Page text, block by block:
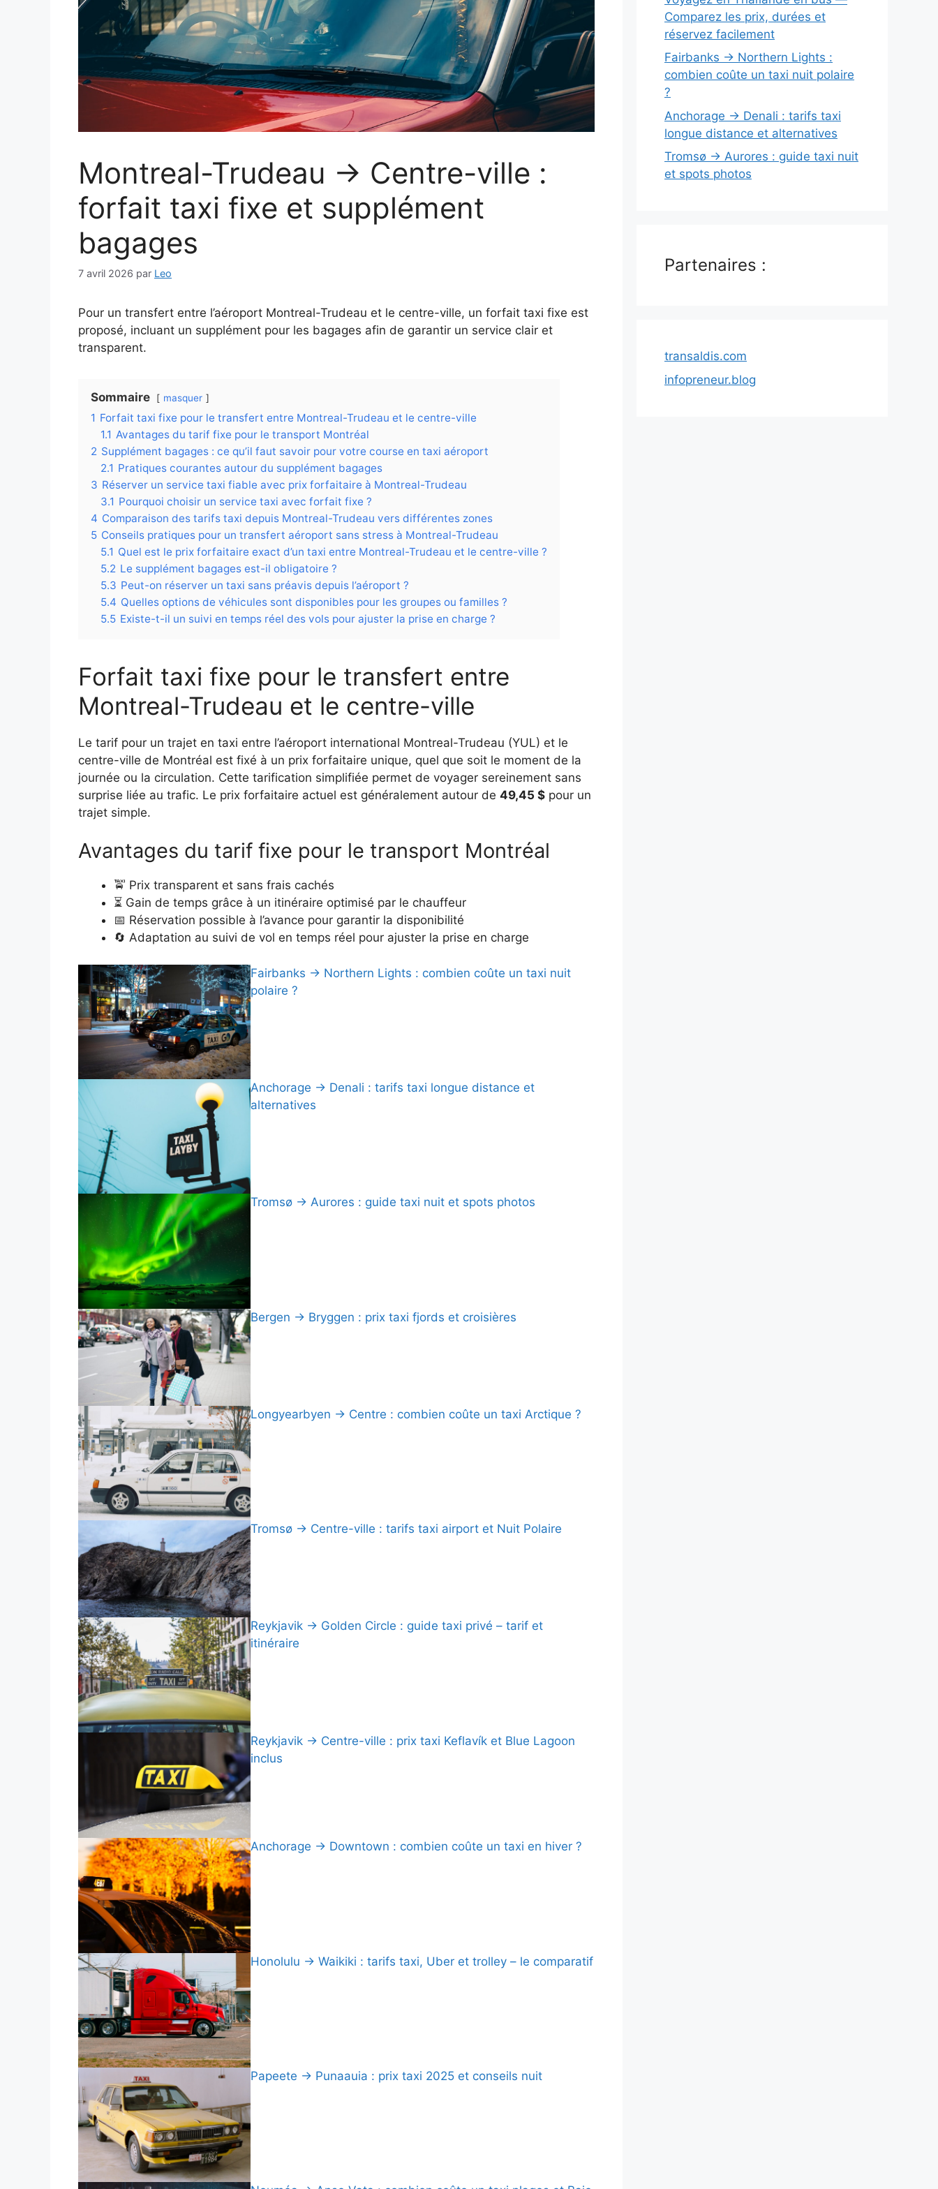
Montreal-Trudeau → Centre-ville :
forfait taxi fixe et supplément
bagages
7 avril 2026 par Leo
Pour un transfert entre l’aéroport Montreal-Trudeau et le centre-ville, un forfait taxi fixe est
proposé, incluant un supplément pour les bagages afin de garantir un service clair et
transparent.
Sommaire masquer
1 Forfait taxi fixe pour le transfert entre Montreal-Trudeau et le centre-ville
1.1 Avantages du tarif fixe pour le transport Montréal
2 Supplément bagages : ce qu’il faut savoir pour votre course en taxi aéroport
2.1 Pratiques courantes autour du supplément bagages
3 Réserver un service taxi fiable avec prix forfaitaire à Montreal-Trudeau
3.1 Pourquoi choisir un service taxi avec forfait fixe ?
4 Comparaison des tarifs taxi depuis Montreal-Trudeau vers différentes zones
5 Conseils pratiques pour un transfert aéroport sans stress à Montreal-Trudeau
5.1 Quel est le prix forfaitaire exact d’un taxi entre Montreal-Trudeau et le centre-ville ?
5.2 Le supplément bagages est-il obligatoire ?
5.3 Peut-on réserver un taxi sans préavis depuis l’aéroport ?
5.4 Quelles options de véhicules sont disponibles pour les groupes ou familles ?
5.5 Existe-t-il un suivi en temps réel des vols pour ajuster la prise en charge ?
Forfait taxi fixe pour le transfert entre
Montreal-Trudeau et le centre-ville
Le tarif pour un trajet en taxi entre l’aéroport international Montreal-Trudeau (YUL) et le
centre-ville de Montréal est fixé à un prix forfaitaire unique, quel que soit le moment de la
journée ou la circulation. Cette tarification simplifiée permet de voyager sereinement sans
surprise liée au trafic. Le prix forfaitaire actuel est généralement autour de 49,45 $ pour un
trajet simple.
Avantages du tarif fixe pour le transport Montréal
🚖 Prix transparent et sans frais cachés
⏳ Gain de temps grâce à un itinéraire optimisé par le chauffeur
📅 Réservation possible à l’avance pour garantir la disponibilité
🔄 Adaptation au suivi de vol en temps réel pour ajuster la prise en charge
Fairbanks → Northern Lights : combien coûte un taxi nuit
polaire ?
Anchorage → Denali : tarifs taxi longue distance et
alternatives
Tromsø → Aurores : guide taxi nuit et spots photos
Bergen → Bryggen : prix taxi fjords et croisières
Longyearbyen → Centre : combien coûte un taxi Arctique ?
Tromsø → Centre-ville : tarifs taxi airport et Nuit Polaire
Reykjavik → Golden Circle : guide taxi privé – tarif et
itinéraire
Reykjavik → Centre-ville : prix taxi Keflavík et Blue Lagoon
inclus
Anchorage → Downtown : combien coûte un taxi en hiver ?
Honolulu → Waikiki : tarifs taxi, Uber et trolley – le comparatif
Papeete → Punaauia : prix taxi 2025 et conseils nuit
Comparez les prix, durées et
réservez facilement
Fairbanks → Northern Lights :
combien coûte un taxi nuit polaire
?
Anchorage → Denali : tarifs taxi
longue distance et alternatives
Tromsø → Aurores : guide taxi nuit
et spots photos
Partenaires :
transaldis.com
infopreneur.blog